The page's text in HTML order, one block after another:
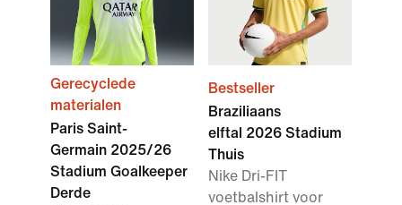
Gerecyclede
materialen
Paris Saint-
Germain 2025/26
Stadium Goalkeeper
Derde
Bestseller
Braziliaans
elftal 2026 Stadium
Thuis
Nike Dri-FIT
voetbalshirt voor